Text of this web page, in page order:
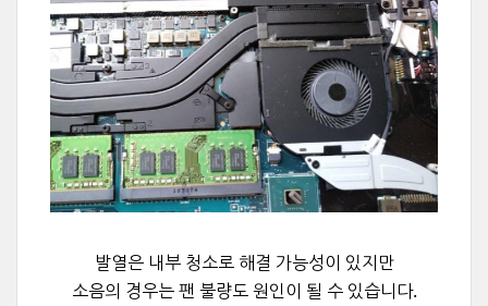
발열은 내부 청소로 해결 가능성이 있지만
소음의 경우는 팬 불량도 원인이 될 수 있습니다.